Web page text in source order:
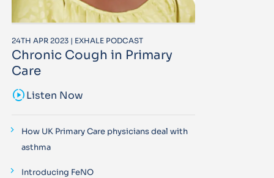
24TH APR 2023 | EXHALE PODCAST
Chronic Cough in Primary
Care
sound_samplerListen Now
How UK Primary Care physicians deal with
asthma
Introducing FeNO